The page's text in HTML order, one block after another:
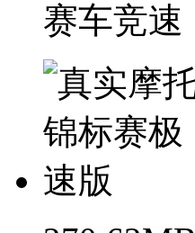
赛车竞速